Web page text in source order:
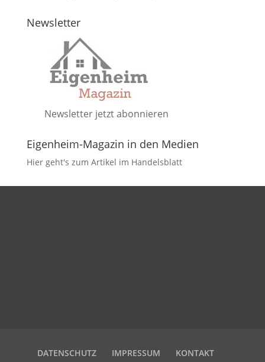
Newsletter
Newsletter jetzt abonnieren
Eigenheim-Magazin in den Medien
Hier geht's zum Artikel im Handelsblatt
DATENSCHUTZ
DATENSCHUTZ IMPRESSUM KONTAKT